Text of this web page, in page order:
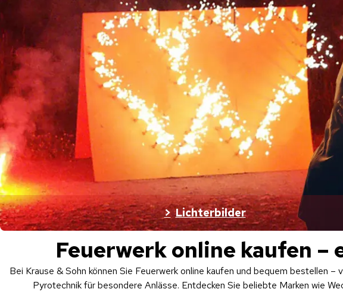
Lichterbilder
Feuerwerk online kaufen –
Bei Krause & Sohn können Sie Feuerwerk online kaufen und bequem bestellen
Pyrotechnik für besondere Anlässe. Entdecken Sie beliebte Marken wie